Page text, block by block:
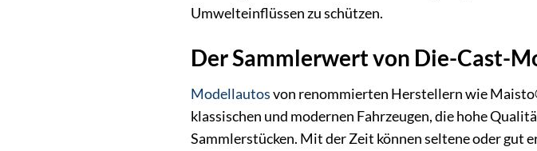
Umwelteinflüssen zu schützen.
Der Sammlerwert von Die-Cast-
Modellautosvon renommierten Herstellern wie
klassischen und modernen Fahrzeugen, die hohe
Sammlerstücken. Mit der Zeit können seltene oder gut